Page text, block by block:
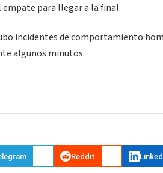
empate para llegar a la final.
incidentes de comportamiento
algunos minutos.
Reddit